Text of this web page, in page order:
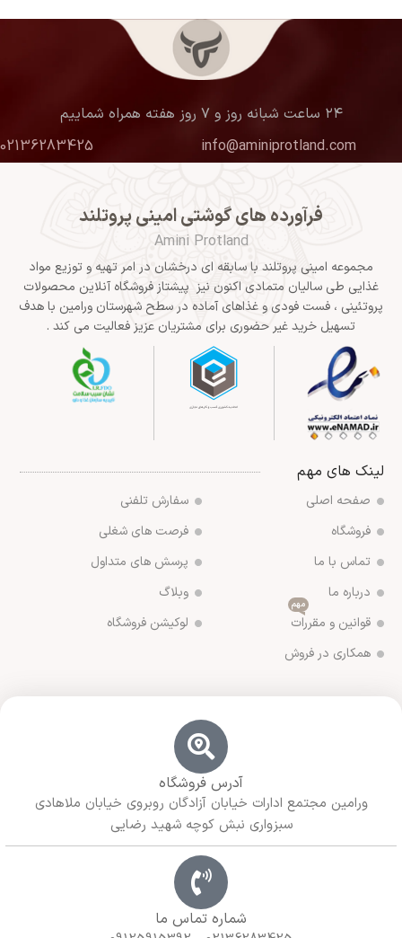
۲۴ ساعت شبانه روز و ۷ روز هفته همراه شماییم
info@aminiprotland.com
02136283425
فرآورده های گوشتی امینی پروتلند
Amini Protland
مجموعه امینی پروتلند با سابقه ای درخشان در امر تهیه و توزیع مواد
غذایی طی سالیان متمادی اکنون نیز پیشتاز فروشگاه آنلاین محصولات
پروتئینی ، فست فودی و غذاهای آماده در سطح شهرستان ورامین با هدف
تسهیل خرید غیر حضوری برای مشتریان عزیز فعالیت می کند .
لینک های مهم
صفحه اصلی
فروشگاه
تماس با ما
درباره ما
قوانین و مقررات
مهم
همکاری در فروش
سفارش تلفنی
فرصت های شغلی
پرسش های متداول
وبلاگ
لوکیشن فروشگاه
آدرس فروشگاه
ورامین مجتمع ادارات خیابان آزادگان روبروی خیابان ملاهادی
سبزواری نبش کوچه شهید رضایی
شماره تماس ما